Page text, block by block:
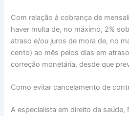
Com relação à cobrança de
haver multa de, no máximo, 2%
atraso e/ou juros de mora de, no
cento) ao mês pelos dias em
correção monetária, desde que
Como evitar cancelamento de
A especialista em direito da saúde,